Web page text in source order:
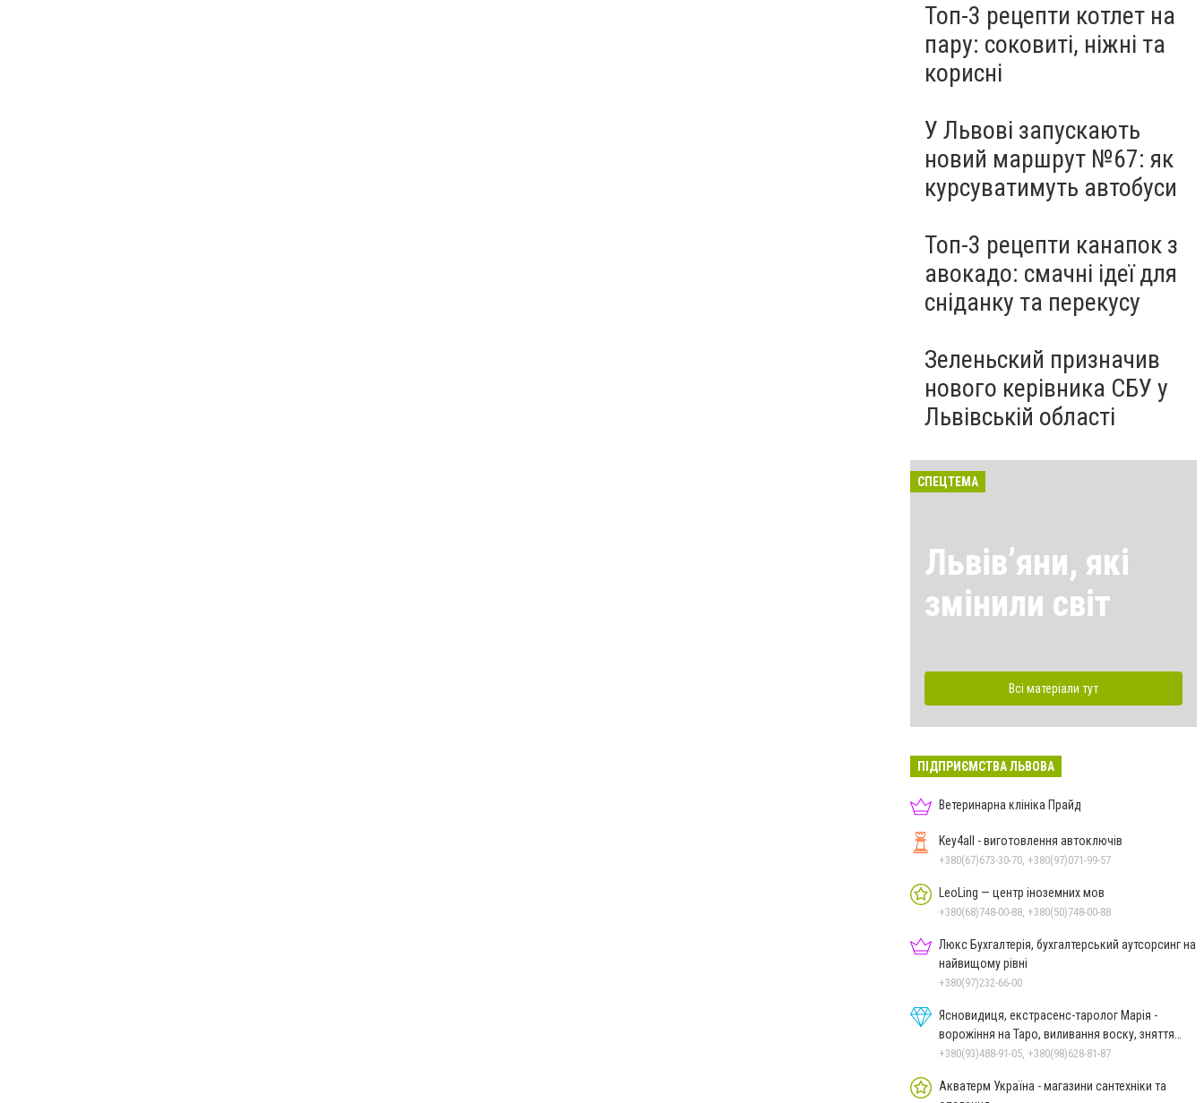
Топ-3 рецепти котлет на
пару: соковиті, ніжні та
корисні
У Львові запускають
новий маршрут №67: як
курсуватимуть автобуси
Топ-3 рецепти канапок з
авокадо: смачні ідеї для
сніданку та перекусу
Зеленьский призначив
нового керівника СБУ у
Львівській області
СПЕЦТЕМА
Львівʼяни, які
змінили світ
Всі матеріали тут
ПІДПРИЄМСТВА ЛЬВОВА
Ветеринарна клініка Прайд
Key4all - виготовлення автоключів
+380(67)673-30-70, +380(97)071-99-57
LeoLing — центр іноземних мов
+380(68)748-00-88, +380(50)748-00-88
Люкс Бухгалтерія, бухгалтерський аутсорсинг на
найвищому рівні
+380(97)232-66-00
Ясновидиця, екстрасенс-таролог Марія -
ворожіння на Таро, виливання воску, зняття
порчі, постановка
+380(93)488-91-05, +380(98)628-81-87
Акватерм Україна - магазини сантехніки та